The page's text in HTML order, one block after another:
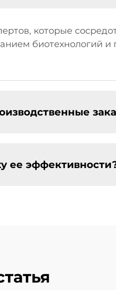
которые
биотехнологий
ее